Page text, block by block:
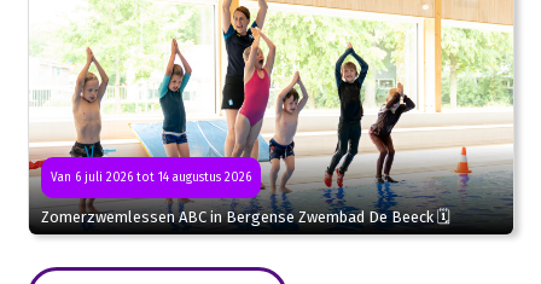
Van 6 juli 2026 tot 14 augustus 2026
Zomerzwemlessen ABC in Bergense Zwembad De Beeck 🗓